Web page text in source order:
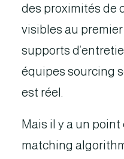
des proximités de
visibles au
supports
équipes sourcing
est réel.
Mais il y a un point
matching